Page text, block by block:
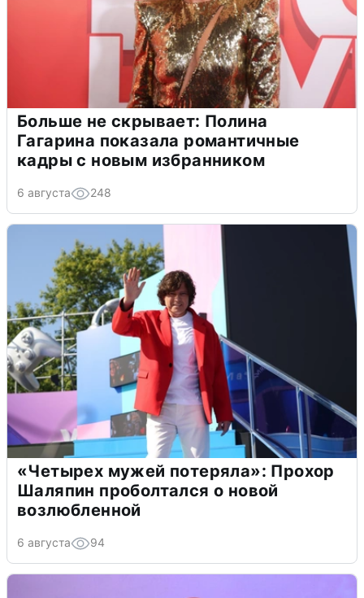
Больше не скрывает: Полина
Гагарина показала романтичные
кадры с новым избранником
6 августа 248
«Четырех мужей потеряла»: Прохор
Шаляпин проболтался о новой
возлюбленной
6 августа 94